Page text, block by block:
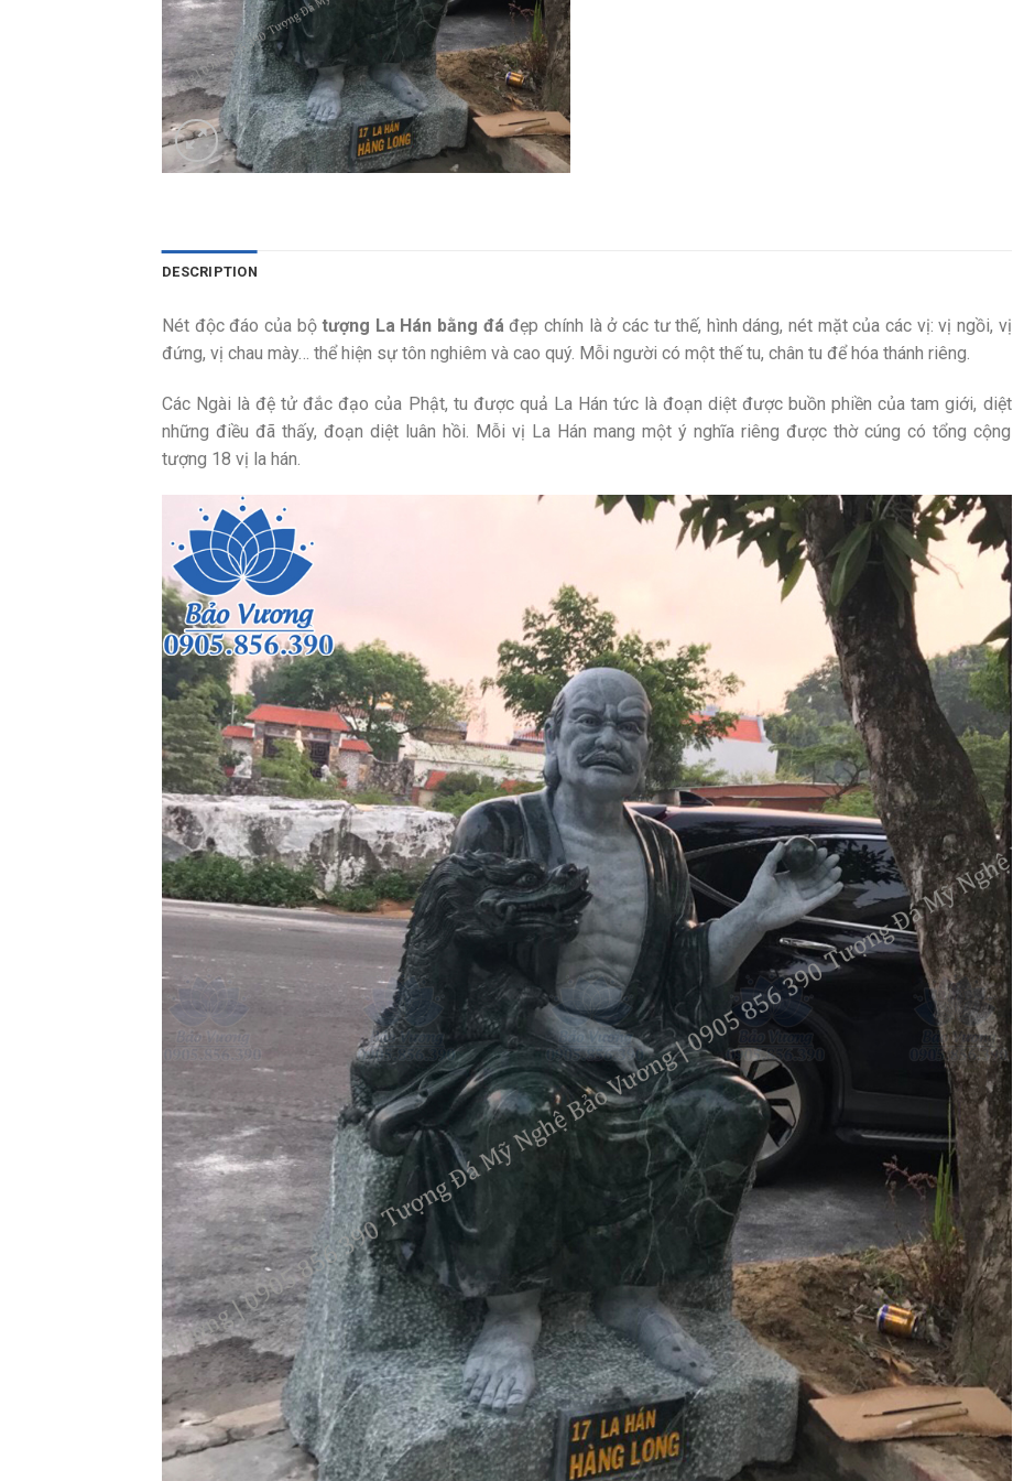
DESCRIPTION
Nét độc đáo của bộtượng La Hán bằng đáđẹp chính là ở các tư thế, hình dáng, nét mặt của các vị: vị ngồi, vị
đứng, vị chau mày… thể hiện sự tôn nghiêm và cao quý. Mỗi người có một thế tu, chân tu để hóa thánh riêng.
Các Ngài là đệ tử đắc đạo của Phật, tu được quả La Hán tức là đoạn diệt được buồn phiền của tam giới, diệt
những điều đã thấy, đoạn diệt luân hồi. Mỗi vị La Hán mang một ý nghĩa riêng được thờ cúng có tổng cộng
tượng 18 vị la hán.